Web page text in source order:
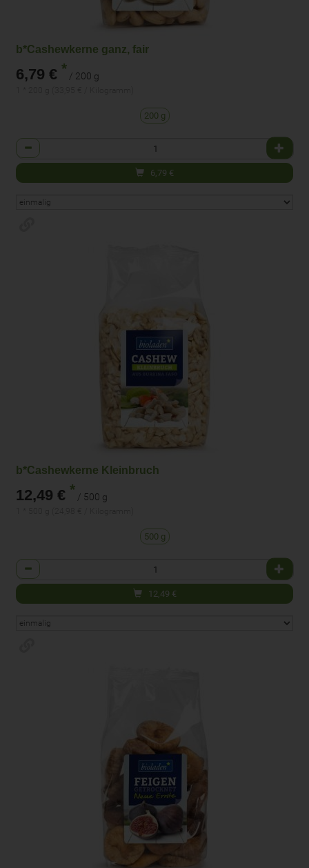
b*Cashewkerne ganz, fair
6,79 € * / 200 g
200 g
Anzahl
6,79 €
b*Cashewkerne Kleinbruch
12,49 € * / 500 g
500 g
Anzahl
12,49 €